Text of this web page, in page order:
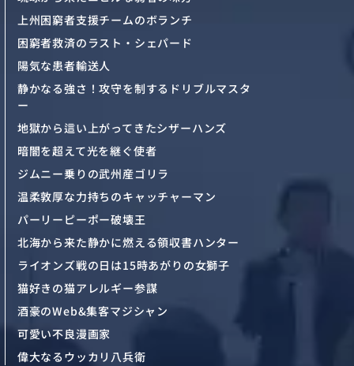
上州困窮者支援チームのボランチ
困窮者救済のラスト・シェパード
陽気な患者輸送人
静かなる強さ！攻守を制するドリブルマスタ
ー
地獄から這い上がってきたシザーハンズ
暗闇を超えて光を継ぐ使者
ジムニー乗りの武州産ゴリラ
温柔敦厚な力持ちのキャッチャーマン
パーリーピーポー破壊王
北海から来た静かに燃える領収書ハンター
ライオンズ戦の日は15時あがりの女獅子
猫好きの猫アレルギー参謀
酒豪のWeb&集客マジシャン
可愛い不良漫画家
偉大なるウッカリ八兵衛